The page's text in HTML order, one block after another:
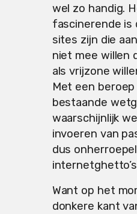
wel zo handig.
fascinerende is
sites zijn die
niet mee willen
als vrijzone
Met een
bestaande
waarschijnlijk
invoeren van
dus
Want op het
donkere kant